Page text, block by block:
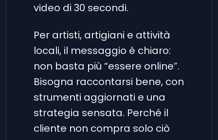
video di 30 secondi.
Per artisti, artigiani e attività
locali, il messaggio è chiaro:
non basta più “essere online”.
Bisogna raccontarsi bene, con
strumenti aggiornati e una
strategia sensata. Perché il
cliente non compra solo ciò